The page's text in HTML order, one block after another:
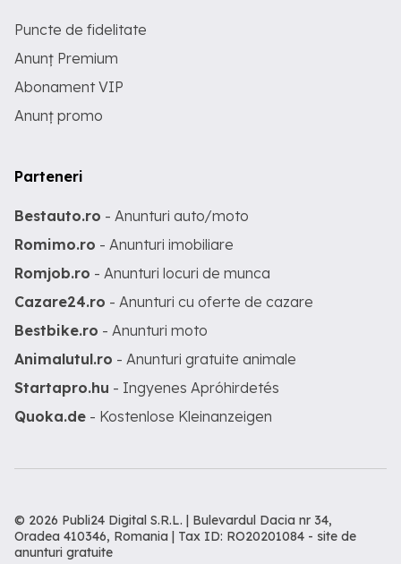
Puncte de fidelitate
Anunț Premium
Abonament VIP
Anunț promo
Parteneri
Bestauto.ro - Anunturi auto/moto
Romimo.ro - Anunturi imobiliare
Romjob.ro - Anunturi locuri de munca
Cazare24.ro - Anunturi cu oferte de cazare
Bestbike.ro - Anunturi moto
Animalutul.ro - Anunturi gratuite animale
Startapro.hu - Ingyenes Apróhirdetés
Quoka.de - Kostenlose Kleinanzeigen
© 2026 Publi24 Digital S.R.L. | Bulevardul Dacia nr 34,
Oradea 410346, Romania | Tax ID: RO20201084 - site de
anunturi gratuite